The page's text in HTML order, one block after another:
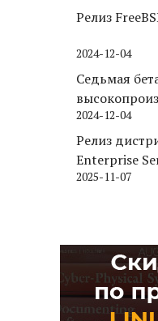
Релиз
2024-12-04
Седьмая
движка
2024-12-04
Релиз
Enterprise
2025-11-07